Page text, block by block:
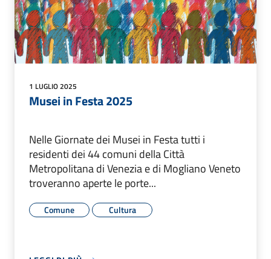
1 LUGLIO 2025
Musei in Festa 2025
Nelle Giornate dei Musei in Festa tutti i
residenti dei 44 comuni della Città
Metropolitana di Venezia e di Mogliano Veneto
troveranno aperte le porte...
Comune Cultura